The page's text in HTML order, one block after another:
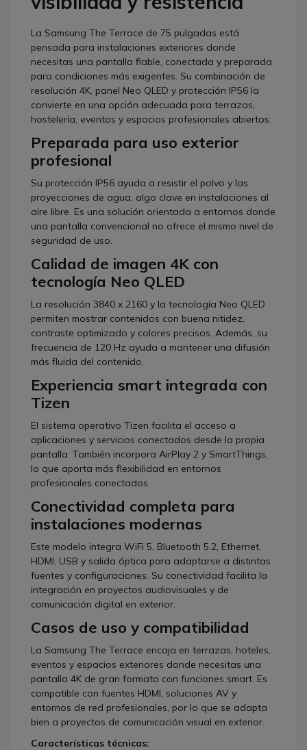
La Samsung The Terrace de 75 pulgadas está
pensada para instalaciones exteriores donde
necesitas una pantalla fiable, conectada y preparada
para condiciones más exigentes. Su combinación de
resolución 4K, panel Neo QLED y protección IP56 la
convierte en una opción adecuada para terrazas,
hostelería, eventos y espacios profesionales abiertos.
Preparada para uso exterior
profesional
Su protección IP56 ayuda a resistir el polvo y las
proyecciones de agua, algo clave en instalaciones al
aire libre. Es una solución orientada a entornos donde
una pantalla convencional no ofrece el mismo nivel de
seguridad de uso.
Calidad de imagen 4K con
tecnología Neo QLED
La resolución 3840 x 2160 y la tecnología Neo QLED
permiten mostrar contenidos con buena nitidez,
contraste optimizado y colores precisos. Además, su
frecuencia de 120 Hz ayuda a mantener una difusión
más fluida del contenido.
Experiencia smart integrada con
Tizen
El sistema operativo Tizen facilita el acceso a
aplicaciones y servicios conectados desde la propia
pantalla. También incorpora AirPlay 2 y SmartThings,
lo que aporta más flexibilidad en entornos
profesionales conectados.
Conectividad completa para
instalaciones modernas
Este modelo integra WiFi 5, Bluetooth 5.2, Ethernet,
HDMI, USB y salida óptica para adaptarse a distintas
fuentes y configuraciones. Su conectividad facilita la
integración en proyectos audiovisuales y de
comunicación digital en exterior.
Casos de uso y compatibilidad
La Samsung The Terrace encaja en terrazas, hoteles,
eventos y espacios exteriores donde necesitas una
pantalla 4K de gran formato con funciones smart. Es
compatible con fuentes HDMI, soluciones AV y
entornos de red profesionales, por lo que se adapta
bien a proyectos de comunicación visual en exterior.
Características técnicas: